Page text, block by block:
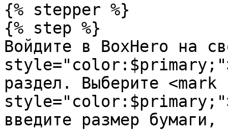
{% stepper %}
{% step %}
Войдите в BoxHero на
раздел. Выберите <mark
введите размер бумаги,